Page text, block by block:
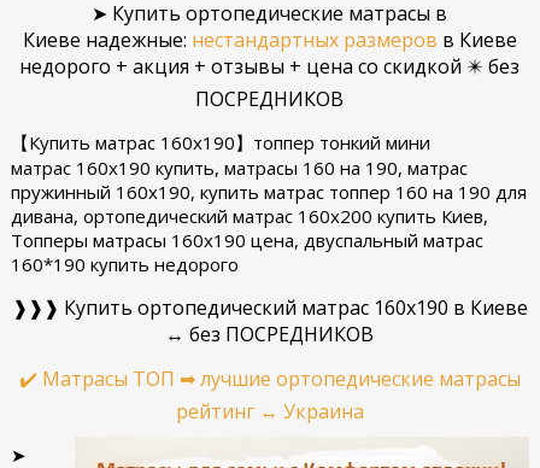
➤ Купить ортопедические матрасы в
Киеве надежные: нестандартных размеров в Киеве
недорого + акция + отзывы + цена со скидкой ✴️ без
ПОСРЕДНИКОВ
【Купить матрас 160x190】топпер тонкий мини
матрас 160x190 купить, матрасы 160 на 190, матрас
пружинный 160х190, купить матрас топпер 160 на 190 для
дивана, ортопедический матрас 160х200 купить Киев,
Топперы матрасы 160х190 цена, двуспальный матрас
160*190 купить недорого
❱❱❱ Купить ортопедический матрас 160x190 в Киеве
↔ без ПОСРЕДНИКОВ
✔️ Матрасы ТОП ➡ лучшие ортопедические матрасы
рейтинг ↔ Украина
➤